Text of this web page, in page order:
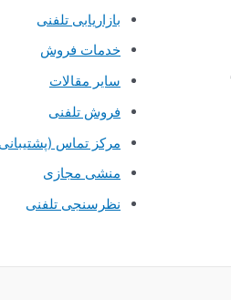
بازاریابی تلفنی
خدمات فروش
سایر مقالات
فروش تلفنی
مرکز تماس
منشی مجازی
نظرسنجی تلفنی